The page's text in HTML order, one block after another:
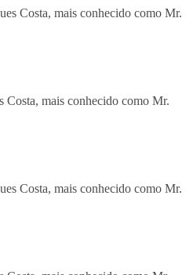
mais conhecido como Mr.